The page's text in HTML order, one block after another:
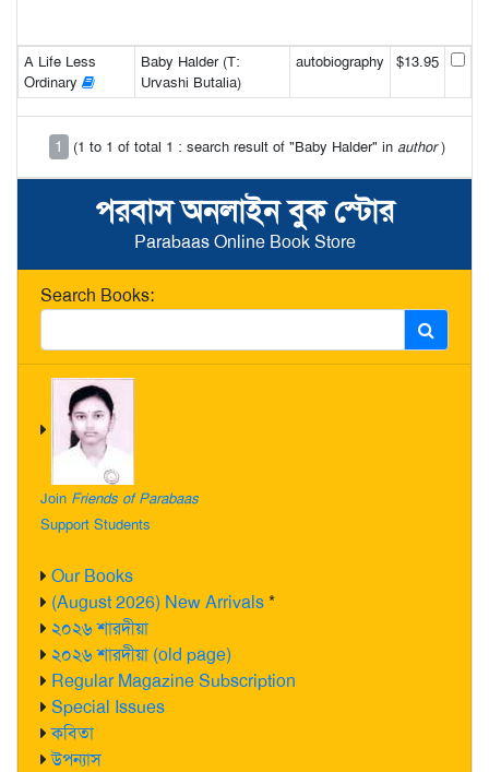
পরবাস অনলাইন বুক স্টোর
Parabaas Online Book Store
Search Books:
Join Friends of Parabaas
Support Students
Our Books
(August 2026) New Arrivals*
২০২৬ শারদীয়া
২০২৬ শারদীয়া (old page)
Regular Magazine Subscription
Special Issues
কবিতা
উপন্যাস
A Life Less
Ordinary
Baby Halder (T:
Urvashi Butalia)
autobiography $13.95
1 (1 to 1 of total 1 : search result of "Baby Halder" in author)